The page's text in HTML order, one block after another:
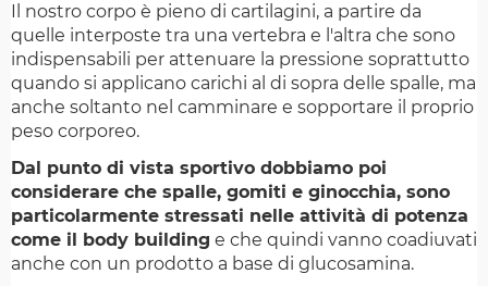
Il nostro corpo è pieno di cartilagini, a partire da
quelle interposte tra una vertebra e l'altra che sono
indispensabili per attenuare la pressione soprattutto
quando si applicano carichi al di sopra delle spalle, ma
anche soltanto nel camminare e sopportare il proprio
peso corporeo.
Dal punto di vista sportivo dobbiamo poi
considerare che spalle, gomiti e ginocchia, sono
particolarmente stressati nelle attività di potenza
come il body building e che quindi vanno coadiuvati
anche con un prodotto a base di glucosamina.